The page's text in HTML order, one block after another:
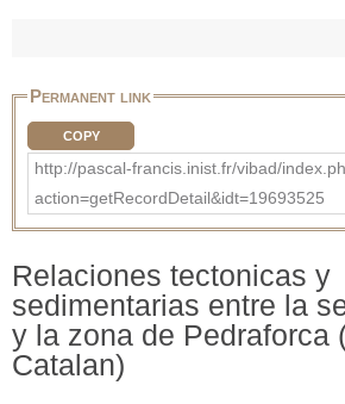
Permanent link
COPY
http://pascal-francis.inist.fr/vibad/
action=getRecordDetail&idt=19693525
Relaciones tectonicas y
sedimentarias entre la
y la zona de Pedraforca
Catalan)